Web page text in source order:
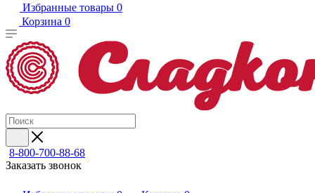
Избранные товары 0
Корзина 0
8-800-700-88-68
Заказать звонок